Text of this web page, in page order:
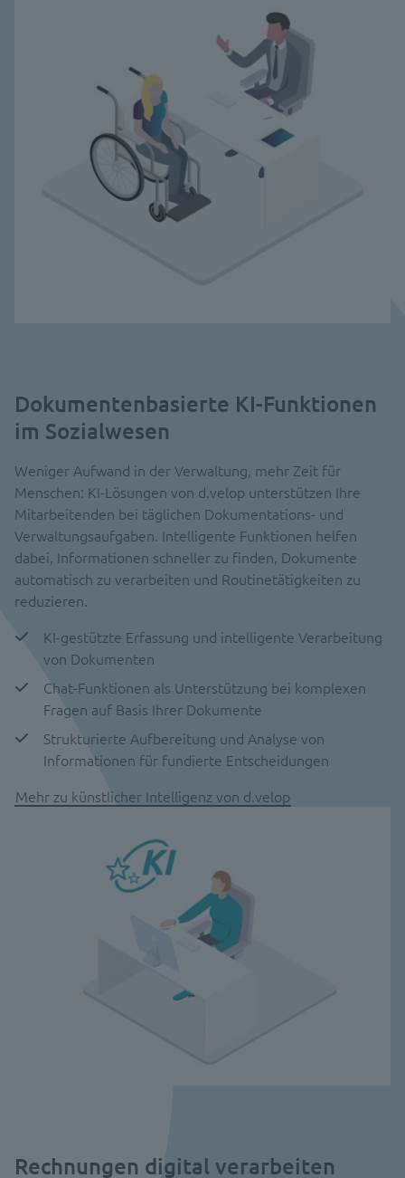
Dokumentenbasierte KI-Funktionen
im Sozialwesen
Weniger Aufwand in der Verwaltung, mehr Zeit für
Menschen: KI-Lösungen von d.velop unterstützen Ihre
Mitarbeitenden bei täglichen Dokumentations- und
Verwaltungsaufgaben. Intelligente Funktionen helfen
dabei, Informationen schneller zu finden, Dokumente
automatisch zu verarbeiten und Routinetätigkeiten zu
reduzieren.
KI-gestützte Erfassung und intelligente Verarbeitung
von Dokumenten
Chat-Funktionen als Unterstützung bei komplexen
Fragen auf Basis Ihrer Dokumente
Strukturierte Aufbereitung und Analyse von
Informationen für fundierte Entscheidungen
Mehr zu künstlicher Intelligenz von d.velop
Rechnungen digital verarbeiten